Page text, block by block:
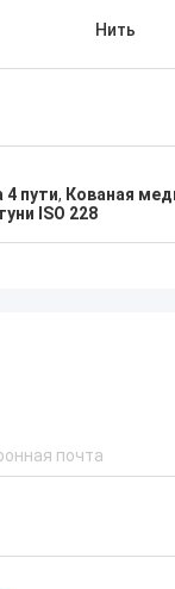
Нить
пути, Кованая
ISO 228